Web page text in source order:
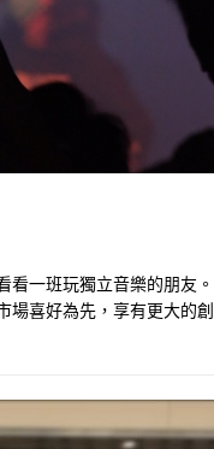
看一班玩獨立音樂的朋友。
場喜好為先，享有更大的創